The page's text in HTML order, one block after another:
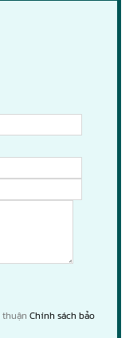
Chính sách bảo